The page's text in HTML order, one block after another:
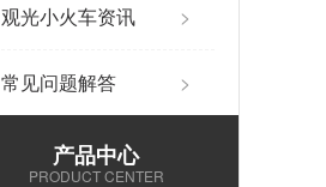
观光小火车资讯 >
常见问题解答 >
产品中心
PRODUCT CENTER